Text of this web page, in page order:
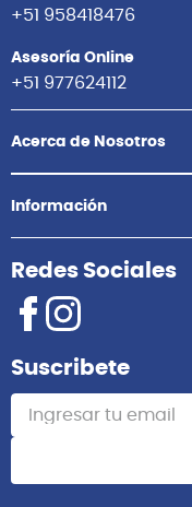
+51 958418476
Asesoría Online
+51 977624112
Acerca de Nosotros
Información
Redes Sociales
Suscribete